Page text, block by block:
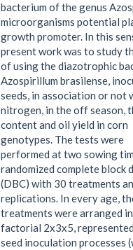
bacterium of the genus
microorganisms potential
growth promoter. In this
present work was to study
of using the diazotrophic
Azospirillum brasilense,
seeds, in association or not
nitrogen, in the off season,
content and oil yield in corn
genotypes. The tests were
performed at two sowing
randomized complete block
(DBC) with 30 treatments
replications. In every age,
treatments were arranged
factorial 2x3x5,
seed inoculation processes